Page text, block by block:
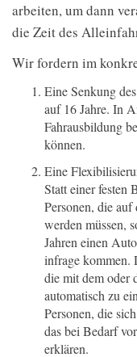
arbeiten, um dann
die Zeit des
Wir fordern im
Eine Senkung
auf 16 Jahre. In
Fahrausbildung
können.
Eine
Statt einer festen
Personen, die
werden müssen,
Jahren einen
infrage kommen.
die mit dem oder
automatisch zu
Personen, die
das bei Bedarf
erklären.